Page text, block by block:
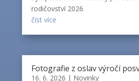
rodičovství 2026.
číst více
Fotografie z oslav výročí
16. 6. 2026 | Novinky